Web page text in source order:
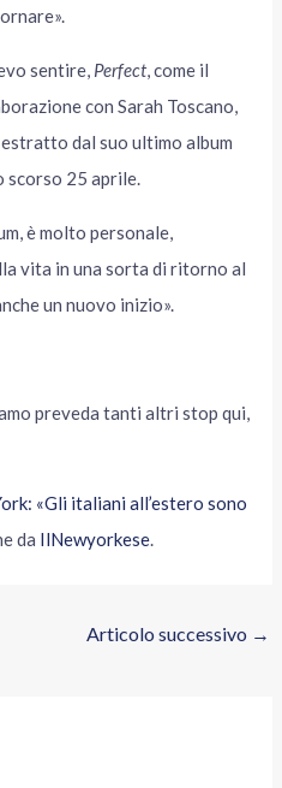
sentire, Perfect, come il
con Sarah Toscano,
dal suo ultimo album
scorso 25 aprile.
è molto personale,
vita in una sorta di ritorno al
un nuovo inizio».
preveda tanti altri stop qui,
«Gli italiani all’estero sono
da IlNewyorkese.
Articolo successivo →